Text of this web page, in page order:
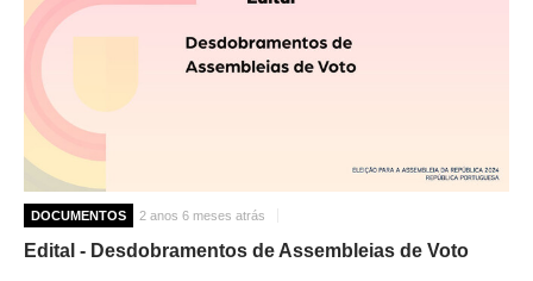
DOCUMENTOS 2 anos 6 meses atrás
Edital - Desdobramentos de Assembleias de Voto